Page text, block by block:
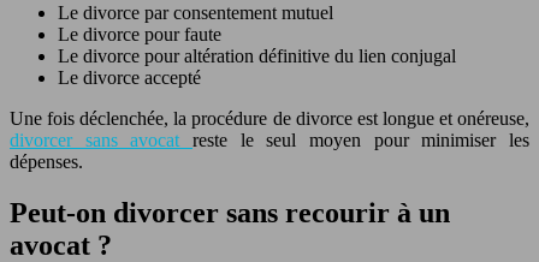
Le divorce par consentement mutuel
Le divorce pour faute
Le divorce pour altération définitive du lien conjugal
Le divorce accepté
Une fois déclenchée, la procédure de divorce est longue et onéreuse,
divorcer sans avocat reste le seul moyen pour minimiser les
dépenses.
Peut-on divorcer sans recourir à un
avocat ?